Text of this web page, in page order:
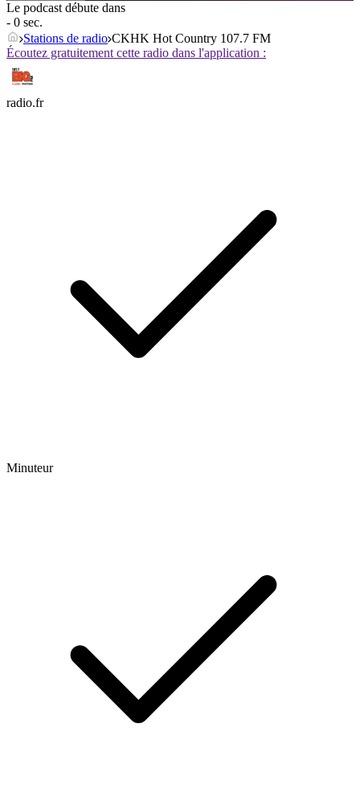
Le podcast débute dans
- 0 sec.
Stations de radio CKHK Hot Country 107.7 FM
Écoutez gratuitement cette radio dans l'application :
radio.fr
Minuteur